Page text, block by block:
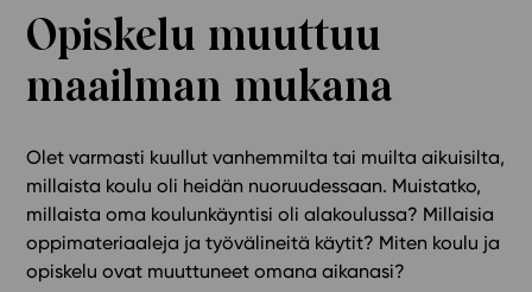
Ominaisuudet
Tapahtumakalenteri
Webinaari­tallenteet
Suosittelut
Ohjekeskus
Ohjevideot
Oppikirjailijat
Tiimi
Opiskelu muuttuu
maailman mukana
Olet varmasti kuullut vanhemmilta tai muilta aikuisilta,
millaista koulu oli heidän nuoruudessaan. Muistatko,
millaista oma koulunkäyntisi oli alakoulussa? Millaisia
oppimateriaaleja ja työvälineitä käytit? Miten koulu ja
opiskelu ovat muuttuneet omana aikanasi?